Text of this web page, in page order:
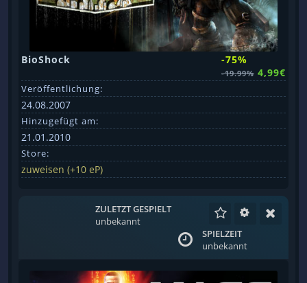
BioShock -75%
-19.99% 4,99€
Veröffentlichung:
24.08.2007
Hinzugefügt am:
21.01.2010
Store:
zuweisen (+10 eP)
ZULETZT GESPIELT
unbekannt
SPIELZEIT
unbekannt